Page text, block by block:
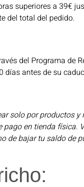
superiores a 39€
del total del pedido.
del Programa de
días antes de su
solo por productos
en tienda
de bajar tu saldo de